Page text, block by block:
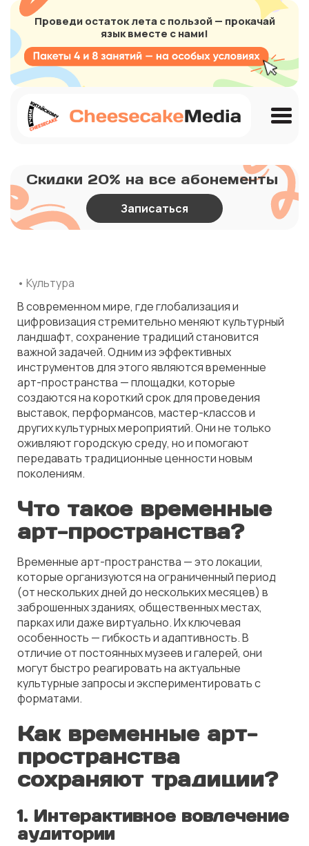
Проведи остаток лета с пользой — прокачай
язык вместе с нами!
Скидки 20% на все абонементы
Записаться
• Культура
В современном мире, где глобализация и
цифровизация стремительно меняют культурный
ландшафт, сохранение традиций становится
важной задачей. Одним из эффективных
инструментов для этого являются временные
арт-пространства — площадки, которые
создаются на короткий срок для проведения
выставок, перформансов, мастер-классов и
других культурных мероприятий. Они не только
оживляют городскую среду, но и помогают
передавать традиционные ценности новым
поколениям.
Что такое временные
арт-пространства?
Временные арт-пространства — это локации,
которые организуются на ограниченный период
(от нескольких дней до нескольких месяцев) в
заброшенных зданиях, общественных местах,
парках или даже виртуально. Их ключевая
особенность — гибкость и адаптивность. В
отличие от постоянных музеев и галерей, они
могут быстро реагировать на актуальные
культурные запросы и экспериментировать с
форматами.
Как временные арт-
пространства
сохраняют традиции?
1. Интерактивное вовлечение
аудитории